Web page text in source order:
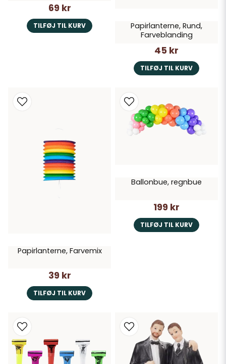
69 kr
TILFØJ TIL KURV
Papirlanterne, Rund,
Farveblanding
45 kr
TILFØJ TIL KURV
Papirlanterne, Farvemix
39 kr
TILFØJ TIL KURV
Ballonbue, regnbue
199 kr
TILFØJ TIL KURV